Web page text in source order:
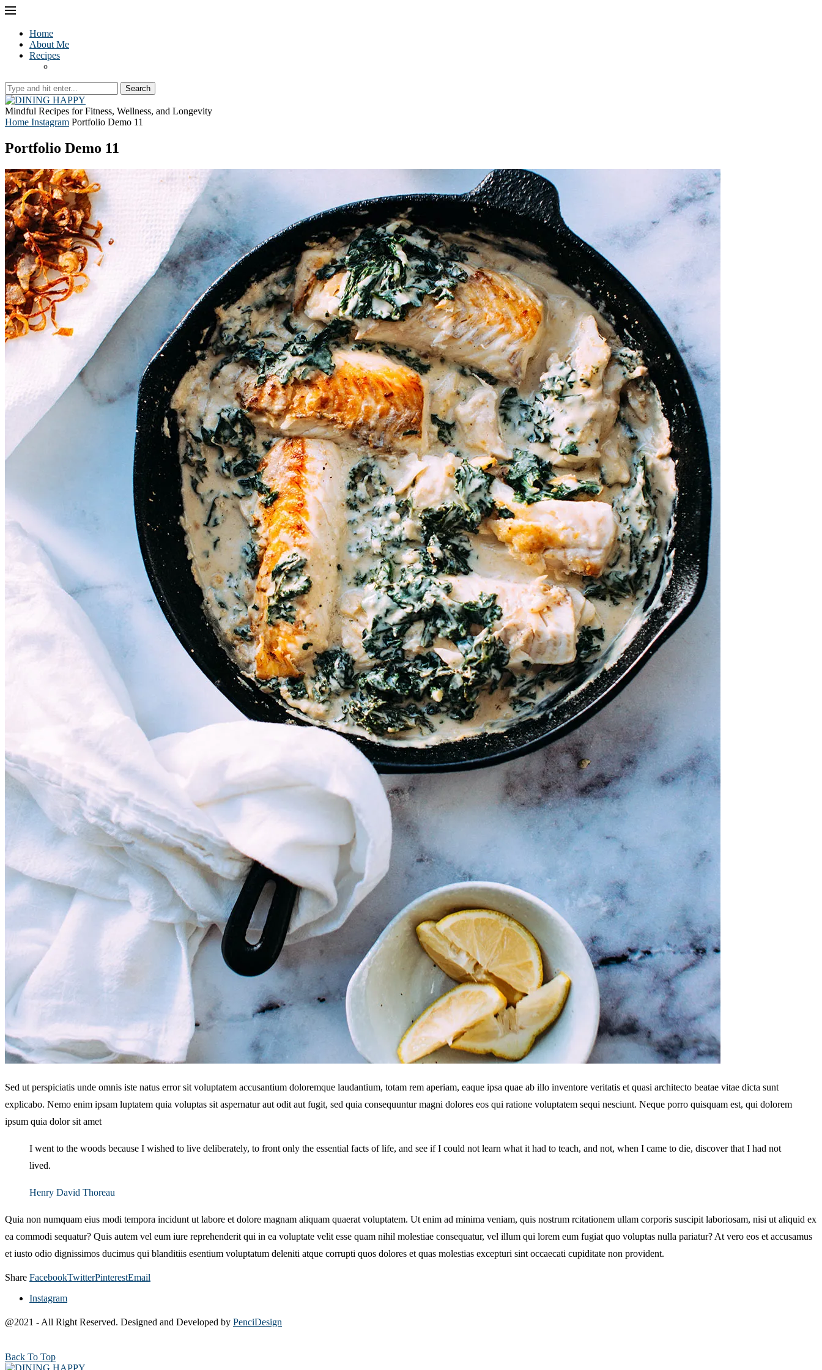
Home
About Me
Recipes
Search
Mindful Recipes for Fitness, Wellness, and Longevity
Home Instagram Portfolio Demo 11
Portfolio Demo 11
Sed ut perspiciatis unde omnis iste natus error sit voluptatem accusantium doloremque laudantium, totam rem aperiam, eaque ipsa quae ab illo inventore veritatis et quasi architecto beatae vitae dicta sunt
explicabo. Nemo enim ipsam luptatem quia voluptas sit aspernatur aut odit aut fugit, sed quia consequuntur magni dolores eos qui ratione voluptatem sequi nesciunt. Neque porro quisquam est, qui dolorem
ipsum quia dolor sit amet
I went to the woods because I wished to live deliberately, to front only the essential facts of life, and see if I could not learn what it had to teach, and not, when I came to die, discover that I had not
lived.
Henry David Thoreau
Quia non numquam eius modi tempora incidunt ut labore et dolore magnam aliquam quaerat voluptatem. Ut enim ad minima veniam, quis nostrum rcitationem ullam corporis suscipit laboriosam, nisi ut aliquid ex
ea commodi sequatur? Quis autem vel eum iure reprehenderit qui in ea voluptate velit esse quam nihil molestiae consequatur, vel illum qui lorem eum fugiat quo voluptas nulla pariatur? At vero eos et accusamus
et iusto odio dignissimos ducimus qui blanditiis esentium voluptatum deleniti atque corrupti quos dolores et quas molestias excepturi sint occaecati cupiditate non provident.
Share FacebookTwitterPinterestEmail
Instagram
@2021 - All Right Reserved. Designed and Developed by PenciDesign
Back To Top